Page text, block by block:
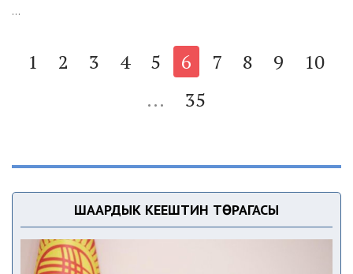
...
1 2 3 4 5 6 7 8 9
10
...
35
ШААРДЫК КЕҢЕШТИН ТӨРАГАСЫ